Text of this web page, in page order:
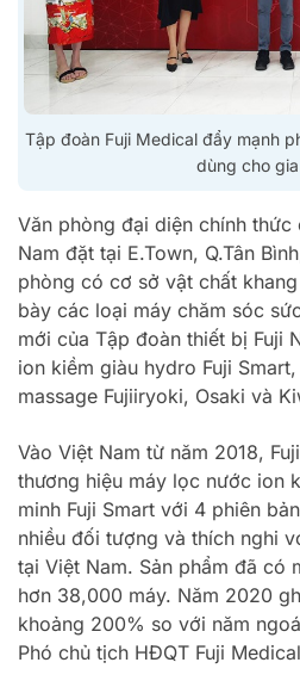
Tập đoàn Fuji Medical đẩy mạnh
dùng cho
Văn phòng đại diện chính thức
Nam đặt tại E.Town, Q.Tân
phòng có cơ sở vật chất
bày các loại máy chăm sóc
mới của Tập đoàn thiết bị Fuji
ion kiềm giàu hydro Fuji
massage Fujiiryoki, Osaki và
Vào Việt Nam từ năm 2018,
thương hiệu máy lọc nước ion
minh Fuji Smart với 4 phiên
nhiều đối tượng và thích nghi
tại Việt Nam. Sản phẩm đã có
hơn 38,000 máy. Năm 2020
khoảng 200% so với năm
Phó chủ tịch HĐQT Fuji